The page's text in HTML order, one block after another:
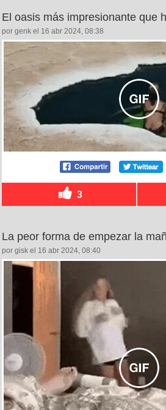
El oasis más impresionante que
por genk el 16 abr 2024, 08:38
3
La peor forma de empezar la
por gisk el 16 abr 2024, 08:40